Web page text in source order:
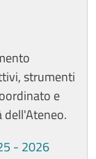
strumenti
e
- 2026